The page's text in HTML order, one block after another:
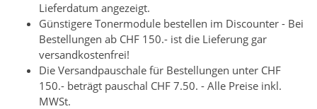
Lieferdatum angezeigt.
Günstigere Tonermodule bestellen im Discounter - Bei
Bestellungen ab CHF 150.- ist die Lieferung gar
versandkostenfrei!
Die Versandpauschale für Bestellungen unter CHF
150.- beträgt pauschal CHF 7.50. - Alle Preise inkl.
MWSt.